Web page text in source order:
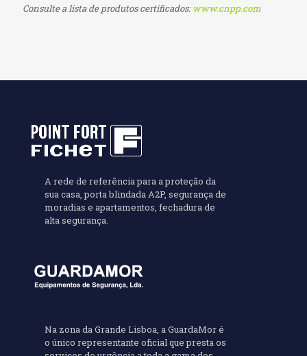
Consulte a lista de produtos certificados: www.cnpp.com
A rede de referência para a proteção da
sua casa, porta blindada A2P, segurança de
moradias e apartamentos, fechadura de
alta segurança.
Na zona da Grande Lisboa, a GuardaMor é
o único representante oficial que presta os